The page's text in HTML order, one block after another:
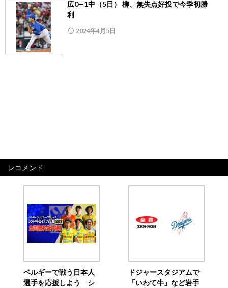
広0―1中（5日） 柳、無失点好投で今季初勝
利
2024年4月5日
レコメンド
ベルギーで戦う日本人
選手を応援しよう シ
ドジャースタジアムで
「いわて牛」など岩手